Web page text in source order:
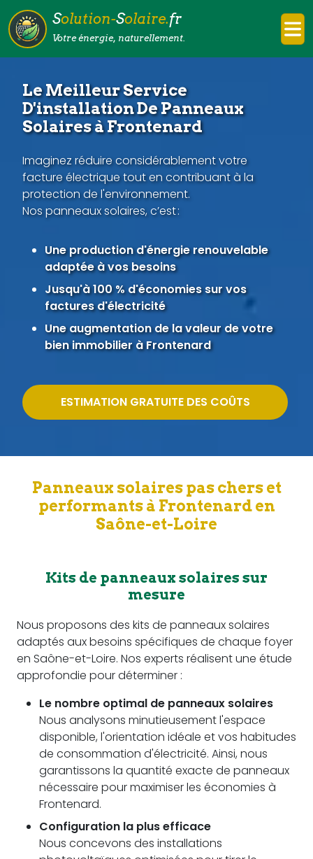
Solution-Solaire.fr
Votre énergie, naturellement.
Le Meilleur Service
D'installation De Panneaux
Solaires à Frontenard
Imaginez réduire considérablement votre
facture électrique tout en contribuant à la
protection de l'environnement.
Nos panneaux solaires, c’est :
Une production d'énergie renouvelable
adaptée à vos besoins
Jusqu'à 100 % d'économies sur vos
factures d'électricité
Une augmentation de la valeur de votre
bien immobilier à Frontenard
ESTIMATION GRATUITE DES COÛTS
Panneaux solaires pas chers et
performants à Frontenard en
Saône-et-Loire
Kits de panneaux solaires sur
mesure
Nous proposons des kits de panneaux solaires
adaptés aux besoins spécifiques de chaque foyer
en Saône-et-Loire. Nos experts réalisent une étude
approfondie pour déterminer :
Le nombre optimal de panneaux solaires
Nous analysons minutieusement l'espace
disponible, l'orientation idéale et vos habitudes
de consommation d'électricité. Ainsi, nous
garantissons la quantité exacte de panneaux
nécessaire pour maximiser les économies à
Frontenard.
Configuration la plus efficace
Nous concevons des installations